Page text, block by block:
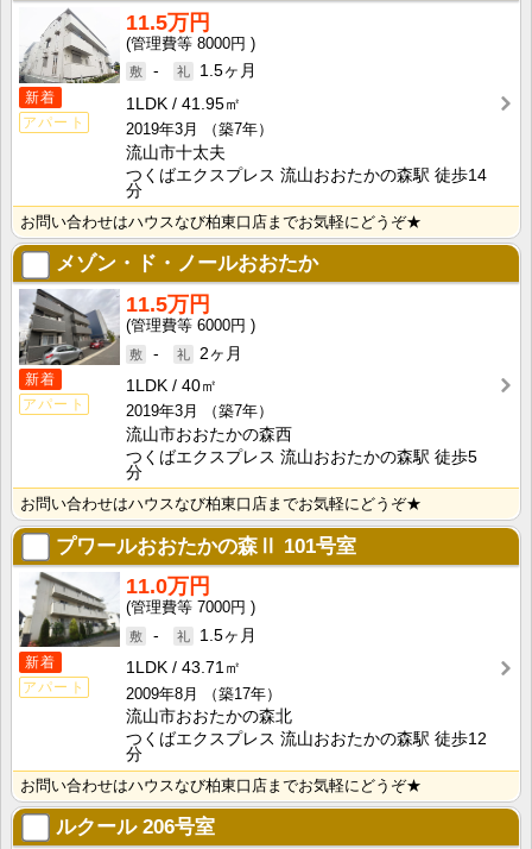
新着
アパート
11.5万円
8000円
-
1.5ヶ月
1LDK
41.95㎡
2019年3月
（築7年）
流山市十太夫
つくばエクスプレス 流山おおたかの森駅 徒歩14
分
お問い合わせはハウスなび柏東口店までお気軽にどうぞ★
メゾン・ド・ノールおおたか
新着
アパート
11.5万円
6000円
-
2ヶ月
1LDK
40㎡
2019年3月
（築7年）
流山市おおたかの森西
つくばエクスプレス 流山おおたかの森駅 徒歩5
分
お問い合わせはハウスなび柏東口店までお気軽にどうぞ★
プワールおおたかの森Ⅱ 101号室
新着
アパート
11.0万円
7000円
-
1.5ヶ月
1LDK
43.71㎡
2009年8月
（築17年）
流山市おおたかの森北
つくばエクスプレス 流山おおたかの森駅 徒歩12
分
お問い合わせはハウスなび柏東口店までお気軽にどうぞ★
ルクール206号室